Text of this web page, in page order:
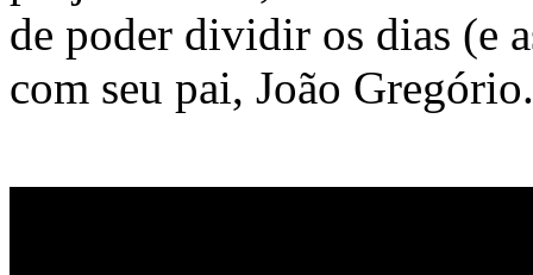
de poder dividir os dias (e
com seu pai, João